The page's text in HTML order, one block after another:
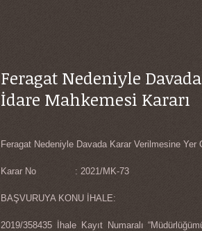
Feragat Nedeniyle
İdare Mahkemesi Kararı
Feragat Nedeniyle Davada Karar Verilmesine Yer
Karar No : 2021/MK-73
BAŞVURUYA KONU İHALE:
2019/358435 İhale Kayıt Numaralı